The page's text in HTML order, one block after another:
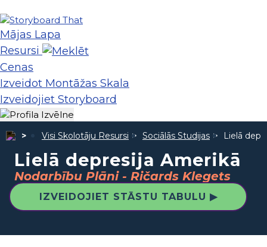
Mājas Lapa
Resursi
Cenas
Izveidot Montāžas Skala
Izveidojiet Storyboard
Visi Skolotāju Resursi Sociālās Studijas Lielā
Lielā depresija Amerikā
Nodarbību Plāni - Ričards Klegets
IZVEIDOJIET STĀSTU TABULU ▶